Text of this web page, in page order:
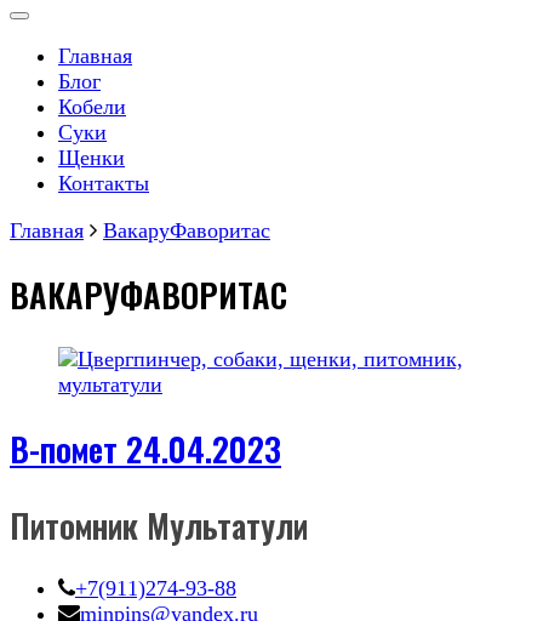
Главная
Блог
Кобели
Суки
Щенки
Контакты
Главная
ВакаруФаворитас
ВАКАРУФАВОРИТАС
В-помет 24.04.2023
Питомник Мультатули
+7(911)274-93-88
minpins@yandex.ru